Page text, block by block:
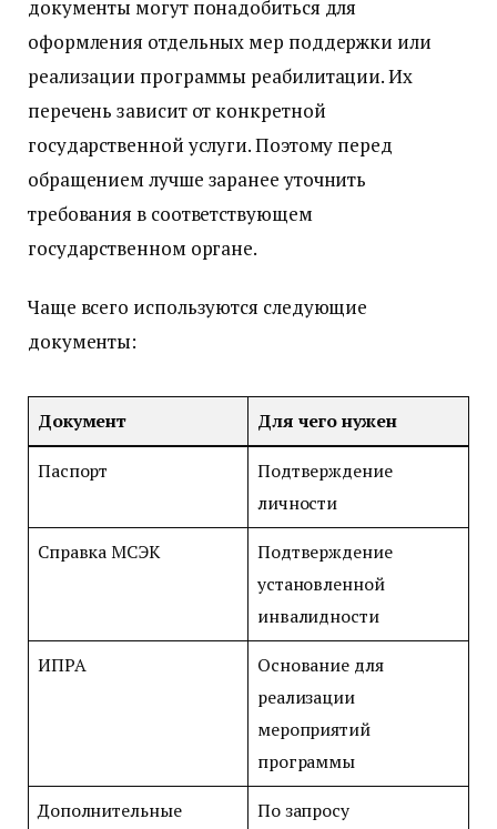
документы могут понадобиться для
оформления отдельных мер поддержки или
реализации программы реабилитации. Их
перечень зависит от конкретной
государственной услуги. Поэтому перед
обращением лучше заранее уточнить
требования в соответствующем
государственном органе.
Чаще всего используются следующие
документы:
Документ Для чего нужен
Паспорт
Подтверждение
личности
Справка МСЭК
Подтверждение
установленной
инвалидности
ИПРА
Основание для
реализации
мероприятий
программы
Дополнительные
По запросу